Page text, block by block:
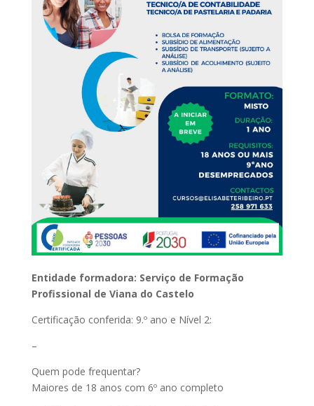
Entidade formadora: Serviço de Formação
Profissional de Viana do Castelo
Certificação conferida: 9.º ano e Nível 2:
–
Quem pode frequentar?
Maiores de 18 anos com 6º ano completo